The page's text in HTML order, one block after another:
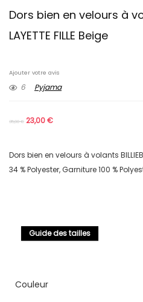
Dors bien en velours à
LAYETTE FILLE Beige
Ajouter votre avis
6 Pyjama
35,00€ 23,00€
Dors bien en velours à volants
34 % Polyester, Garniture 100 %
Guide des tailles
Couleur